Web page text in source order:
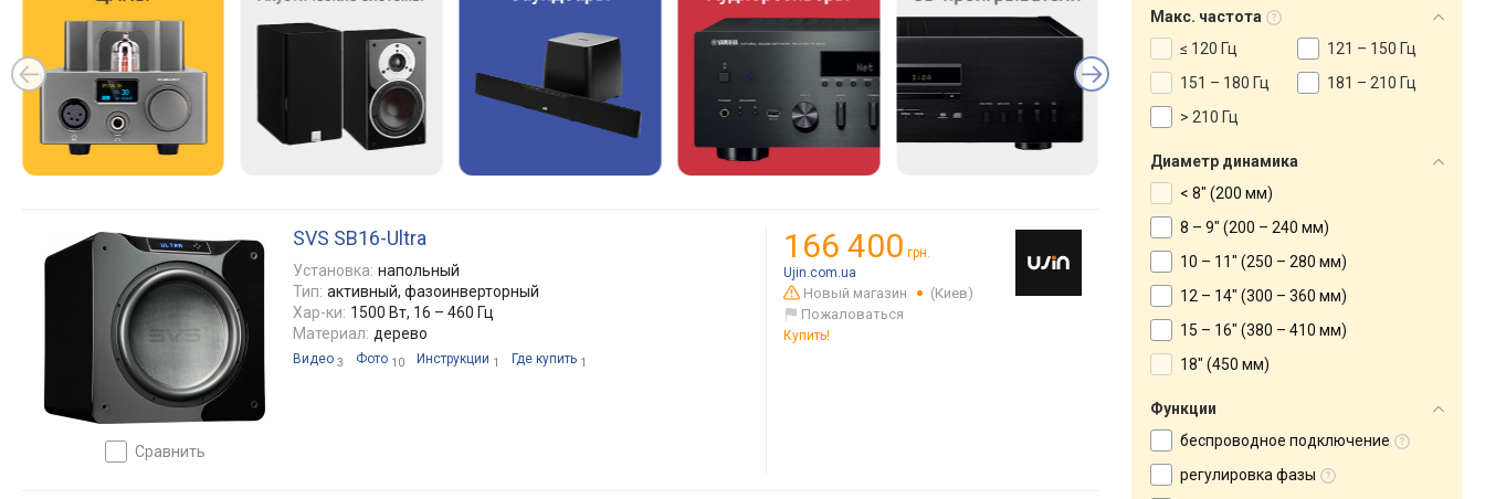
сравнить
SVS SB16-Ultra
Установка: напольный
Тип: активный, фазоинверторный
Хар-ки: 1500 Вт, 16 – 460 Гц
Материал: дерево
Видео 3 Фото 10 Инструкции 1 Где купить 1
166 400 грн.
Ujin.com.ua
Новый магазин
(Киев)
Пожаловаться
Купить!
Макс. частота
≤ 120 Гц
121 – 150 Гц
151 – 180 Гц
181 – 210 Гц
> 210 Гц
Диаметр динамика
< 8" (200 мм)
8 – 9" (200 – 240 мм)
10 – 11" (250 – 280 мм)
12 – 14" (300 – 360 мм)
15 – 16" (380 – 410 мм)
18" (450 мм)
Функции
беспроводное подключение
регулировка фазы